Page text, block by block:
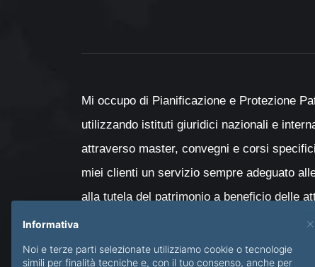
Mi occupo di Pianificazione e Protezione
utilizzando istituti giuridici nazionali e
attraverso master, convegni e corsi
miei clienti un servizio sempre adeguato
alla tutela del patrimonio a beneficio delle
con particolare attenzione al passaggio
minori e delle persone diversamente abili.
×
Informativa
Noi e terze parti selezionate utilizziamo cookie o tecnologie
simili per finalità tecniche e, con il tuo consenso, anche per